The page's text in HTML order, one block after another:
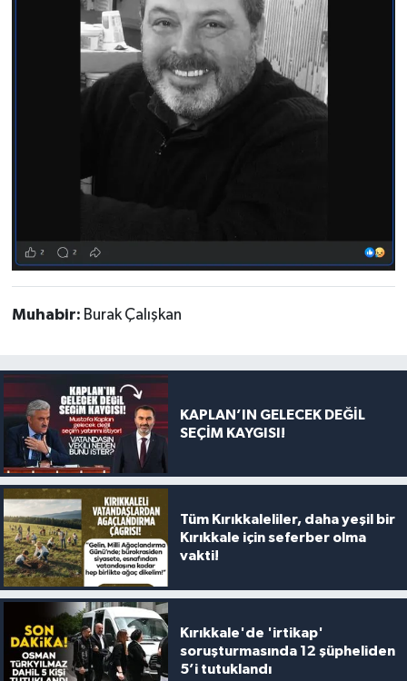
Muhabir: Burak Çalışkan
KAPLAN’IN GELECEK DEĞİL
SEÇİM KAYGISI!
Tüm Kırıkkaleliler, daha yeşil bir
Kırıkkale için seferber olma
vakti!
Kırıkkale'de 'irtikap'
soruşturmasında 12 şüpheliden
5’i tutuklandı